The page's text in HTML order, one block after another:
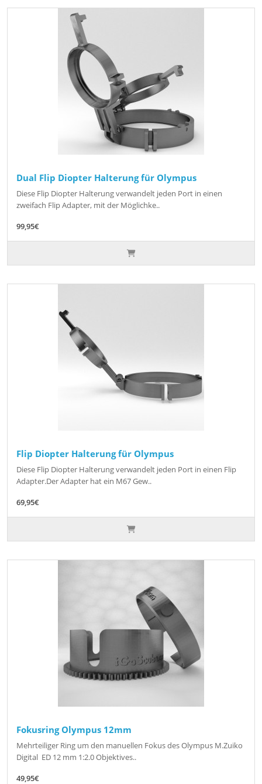
Dual Flip Diopter Halterung für Olympus
Diese Flip Diopter Halterung verwandelt jeden Port in einen
zweifach Flip Adapter, mit der Möglichke..
99,95€
Flip Diopter Halterung für Olympus
Diese Flip Diopter Halterung verwandelt jeden Port in einen Flip
Adapter.Der Adapter hat ein M67 Gew..
69,95€
Fokusring Olympus 12mm
Mehrteiliger Ring um den manuellen Fokus des Olympus M.Zuiko
Digital ED 12 mm 1:2.0 Objektives..
49,95€